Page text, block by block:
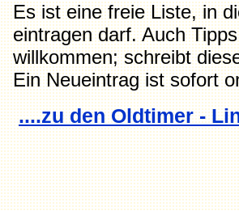
Es ist eine freie Liste, in
eintragen darf. Auch
willkommen; schreibt
Ein Neueintrag ist sofort
....zu den Oldtimer -